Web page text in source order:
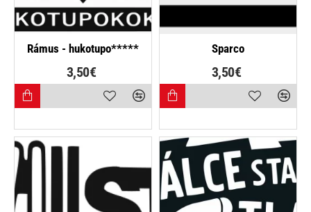
Rámus - hukotupo*****
3,50€
Sparco
3,50€